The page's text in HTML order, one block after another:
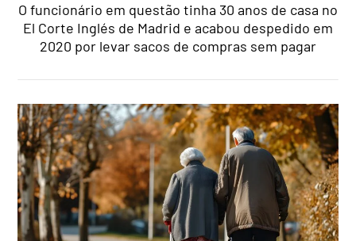
O funcionário em questão tinha 30 anos de casa no
El Corte Inglés de Madrid e acabou despedido em
2020 por levar sacos de compras sem pagar